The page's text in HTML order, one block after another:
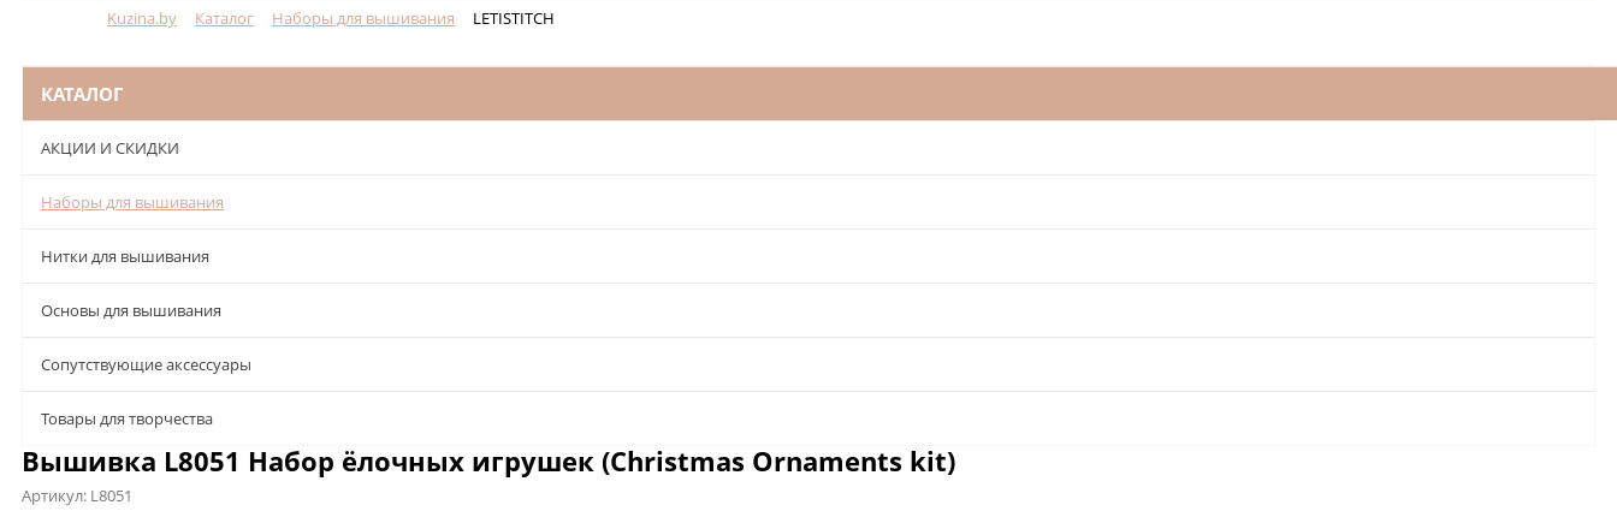
Kuzina.by Каталог Наборы для вышивания LETISTITCH
КАТАЛОГ
АКЦИИ И СКИДКИ
Наборы для вышивания
Нитки для вышивания
Основы для вышивания
Сопутствующие аксессуары
Товары для творчества
Вышивка L8051 Набор ёлочных игрушек (Christmas Ornaments kit)
Артикул: L8051